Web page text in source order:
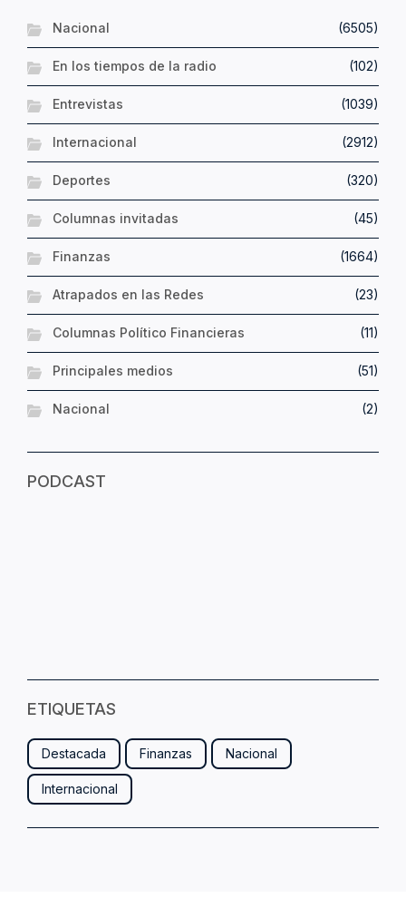
Nacional (6505)
En los tiempos de la radio (102)
Entrevistas (1039)
Internacional (2912)
Deportes (320)
Columnas invitadas (45)
Finanzas (1664)
Atrapados en las Redes (23)
Columnas Político Financieras (11)
Principales medios (51)
Nacional (2)
PODCAST
ETIQUETAS
Destacada Finanzas Nacional
Internacional